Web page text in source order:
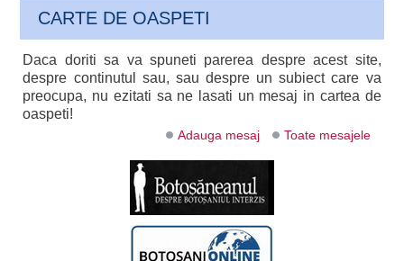
CARTE DE OASPETI
Daca doriti sa va spuneti parerea despre acest site,
despre continutul sau, sau despre un subiect care va
preocupa, nu ezitati sa ne lasati un mesaj in cartea de
oaspeti!
Adauga mesaj Toate mesajele